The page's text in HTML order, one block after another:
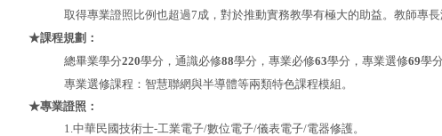
取得專業證照比例也超過7成，對於推動實務教學有極大的助益。教師專
★課程規劃：
總畢業學分220學分，通識必修88學分，專業必修63學分，專業選修69學分
專業選修課程：智慧聯網與半導體等兩類特色課程模組。
★專業證照：
1.中華民國技術士-工業電子/數位電子/儀表電子/電器修護。